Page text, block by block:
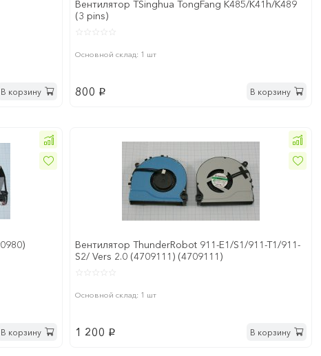
В корзину
Вентилятор TSinghua TongFang K485/K41h/K489
(3 pins)
Основной склад: 1 шт
800 p В корзину
В корзину
Вентилятор ThunderRobot 911-E1/S1/911-T1/911-
S2/ Vers 2.0 (4709111) (4709111)
Основной склад: 1 шт
1 200 p В корзину